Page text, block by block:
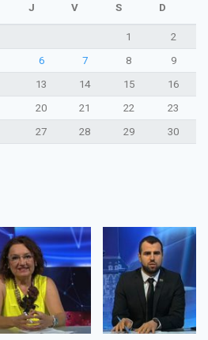
J V S D
1
2
6 7 8
9
13 14 15
16
20 21 22
23
27 28 29
30